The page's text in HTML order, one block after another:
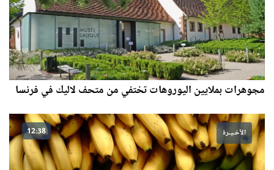
مجوهرات بملايين اليوروهات تختفي من متحف لاليك في فرنسا
الأخـيـرة 12:38